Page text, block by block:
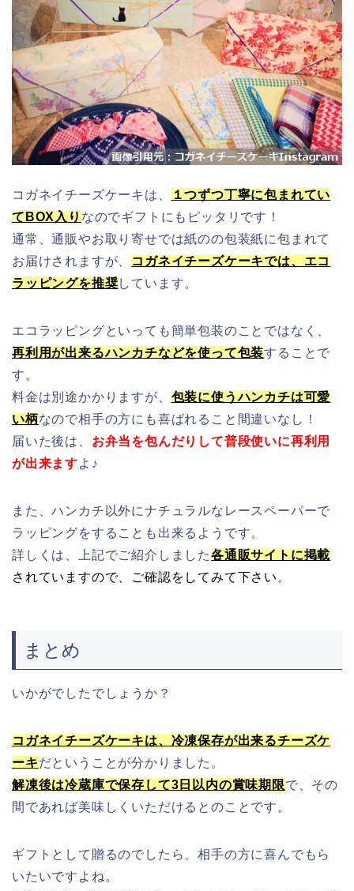
コガネイチーズケーキは、
１つずつ丁寧に包まれてい
てBOX入り なのでギフトにもピッタリです！
通常、通販やお取り寄せでは紙のの包装紙に包まれて
お届けされますが、
コガネイチーズケーキでは、エコ
ラッピングを推奨しています。
エコラッピングといっても簡単包装のことではなく、
再利用が出来るハンカチなどを使って包装することで
す。
料金は別途かかりますが、 包装に使うハンカチは可愛
い柄なので相手の方にも喜ばれること間違いなし！
届いた後は、 お弁当を包んだりして普段使いに再利用
が出来ますよ♪
また、ハンカチ以外にナチュラルなレースペーパーで
ラッピングをすることも出来るようです。
詳しくは、上記でご紹介しました各通販サイトに掲載
されていますので、ご確認をしてみて下さい 。
まとめ
いかがでしたでしょうか？
コガネイチーズケーキは、冷凍保存が出来るチーズケ
ーキだということが分かりました。
解凍後は冷蔵庫で保存して3日以内の賞味期限で、その
間であれば美味しくいただけるとのことです。
ギフトとして贈るのでしたら、相手の方に喜んでもら
いたいですよね。